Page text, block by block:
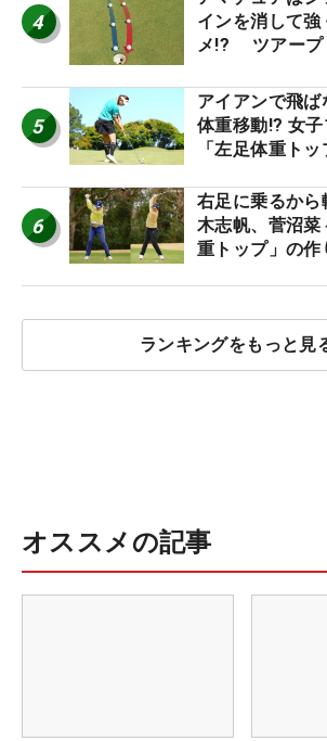
4
インを消して
メ!? ツアープ
減するワケ
5
アイアンで飛
体重移動!? 女
「左足体重ト
6
右足に乗るか
木志帆、菅沼
重トップ」の作
ランキングをもっと見
オススメの記事